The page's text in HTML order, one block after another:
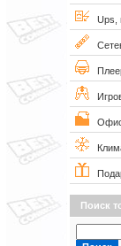
Ups,
Поиск